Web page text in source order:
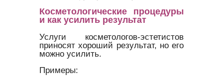
Косметологические процедуры
и как усилить результат
Услуги косметологов-эстетистов
приносят хороший результат, но его
можно усилить.
Примеры: